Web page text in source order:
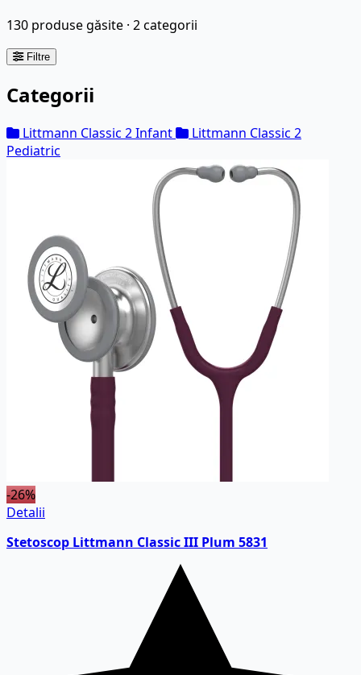
130 produse găsite · 2 categorii
Filtre
Categorii
Littmann Classic 2 Infant
Littmann Classic 2
Pediatric
-26%
Detalii
Stetoscop Littmann Classic III Plum 5831